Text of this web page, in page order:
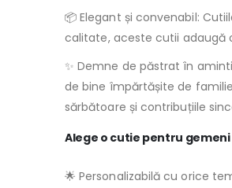
📦 Elegant și convenabil:
calitate, aceste cutii adaugă
✨ Demne de păstrat în
de bine împărtășite de
sărbătoare și contribuțiile
Alege o cutie pentru
🌟 Personalizabilă cu orice